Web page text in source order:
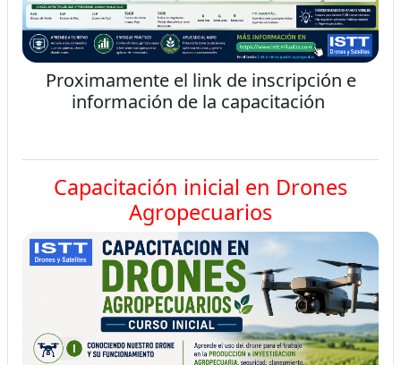
Proximamente el link de inscripción e
información de la capacitación
Capacitación inicial en Drones
Agropecuarios